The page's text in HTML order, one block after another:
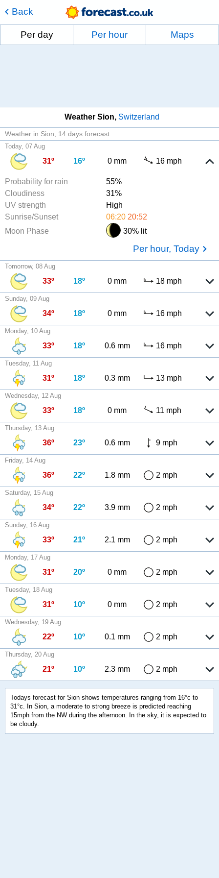
Back
Per day Per hour Maps
Weather Sion Switzerland
Weather in Sion 14 days forecast
Today, 07 Aug
31º 16º 0 mm 16 mph
Probability for rain
55%
Cloudiness
31%
UV strength
High
Sunrise/Sunset
06:20 20:52
Moon Phase
30% lit
Per hour, Today
Tomorrow, 08 Aug
33º 18º 0 mm 18 mph
Sunday, 09 Aug
34º 18º 0 mm 16 mph
Monday, 10 Aug
33º 18º 0.6 mm 16 mph
Tuesday, 11 Aug
31º 18º 0.3 mm 13 mph
Wednesday, 12 Aug
33º 18º 0 mm 11 mph
Thursday, 13 Aug
36º 23º 0.6 mm 9 mph
Friday, 14 Aug
36º 22º 1.8 mm 2 mph
Saturday, 15 Aug
34º 22º 3.9 mm 2 mph
Sunday, 16 Aug
33º 21º 2.1 mm 2 mph
Monday, 17 Aug
31º 20º 0 mm 2 mph
Tuesday, 18 Aug
31º 10º 0 mm 2 mph
Wednesday, 19 Aug
22º 10º 0.1 mm 2 mph
Thursday, 20 Aug
21º 10º 2.3 mm 2 mph
Todays forecast for Sion shows temperatures ranging from 16°c to
31°c. In Sion, a moderate to strong breeze is predicted reaching
15mph from the NW during the afternoon. In the sky, it is expected to
be cloudy.